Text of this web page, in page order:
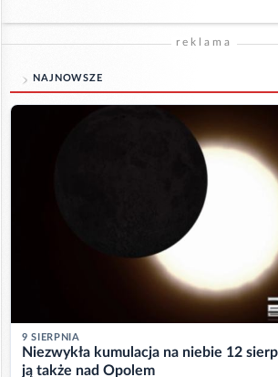
reklama
NAJNOWSZE
9 SIERPNIA
Niezwykła kumulacja na niebie 12
ją także nad Opolem